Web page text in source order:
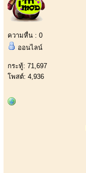
ความหื่น : 0
ออนไลน์
กระทู้: 71,697
โพสต์: 4,936